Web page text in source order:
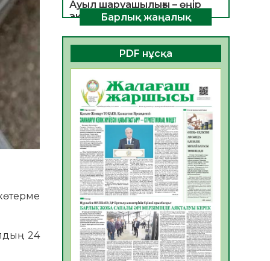
24
Ауыл шаруашылығы – өңір
экономикасының негізгі
тірегі
06.08.2026
35 0
ҚОҒАМДЫҚ БЕЛСЕНДІЛІК –
ЕЛ ДАМУЫНЫҢ НЕГІЗІ
06.08.2026
32
ҚҰРЫЛТАЙ САЙЛАУЫ –
БОЛАШАҚҚА БАСТАР
ЖАУАПТЫ ТАҢДАУ
06.08.2026
35
Инфекциялық ауруларға
қарсы иммундау
жұмыстарының тиімділігі
06.08.2026
36
Көкжөтел ауруы туралы
Барлық жаңалық
PDF нұсқа